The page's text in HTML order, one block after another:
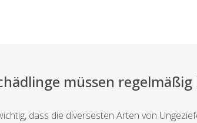
müssen
dass die diversesten Arten von